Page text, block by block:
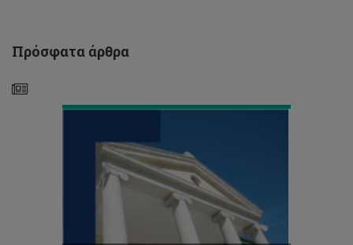
Πρόσφατα άρθρα
ένα
νέο
Προκήρυξη
Μεταπτυχιακές